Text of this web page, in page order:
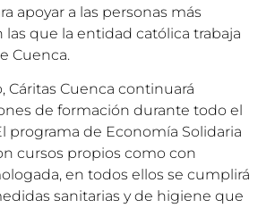
apoyar a las personas más
las que la entidad católica trabaja
Cuenca.
Cáritas Cuenca continuará
de formación durante todo el
programa de Economía Solidaria
cursos propios como con
en todos ellos se cumplirá
sanitarias y de higiene que